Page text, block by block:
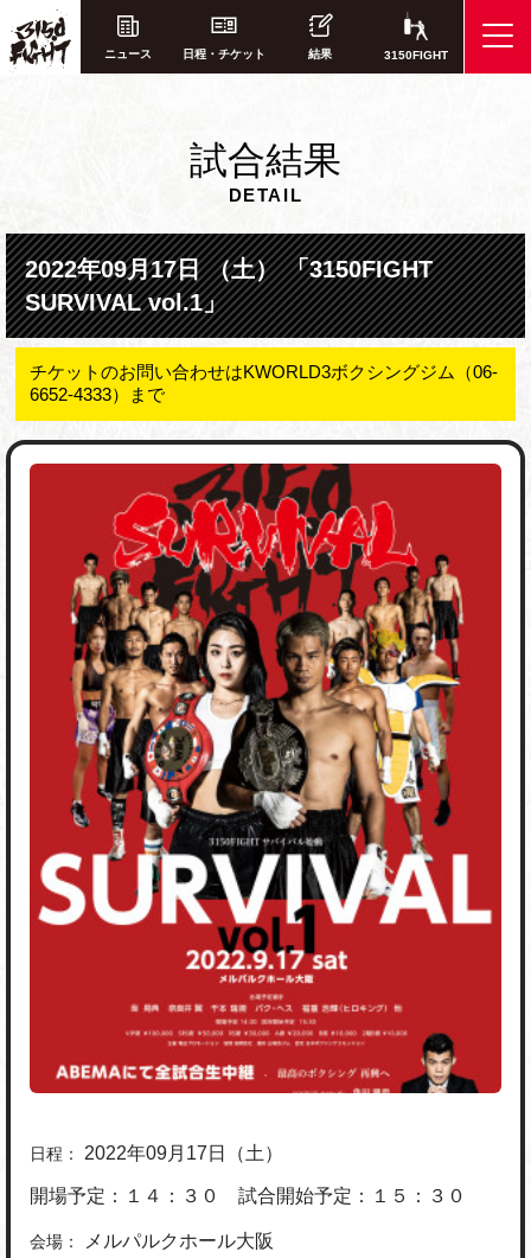
ニュース 日程・チケット 結果 3150FIGHT
試合結果
DETAIL
2022年09月17日 （土） 「3150FIGHT
SURVIVAL vol.1」
チケットのお問い合わせはKWORLD3ボクシングジム（06-
6652-4333）まで
日程： 2022年09月17日（土）
開場予定：１４：３０ 試合開始予定：１５：３０
会場： メルパルクホール大阪